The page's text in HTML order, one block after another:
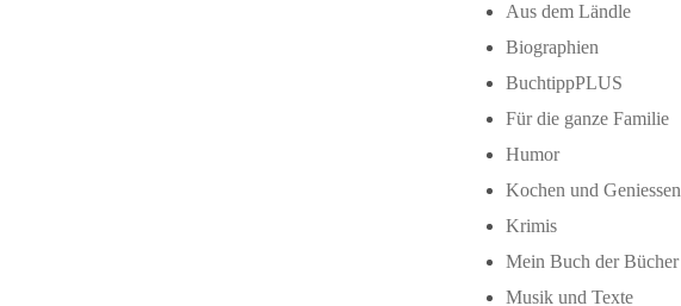
Aus dem Ländle
Biographien
BuchtippPLUS
Für die ganze Familie
Humor
Kochen und Geniessen
Krimis
Mein Buch der Bücher
Musik und Texte